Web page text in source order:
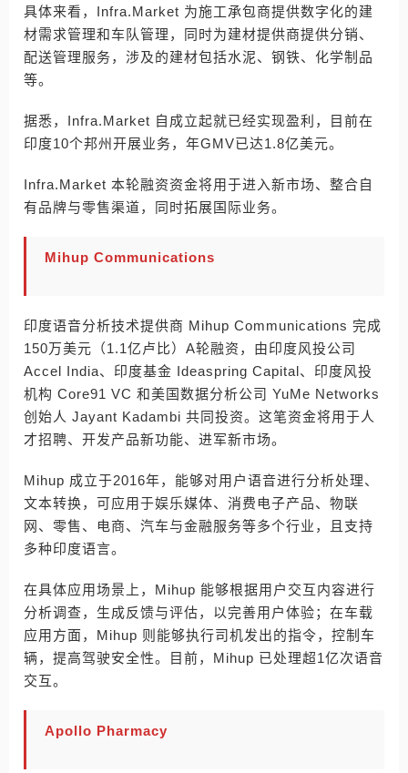
具体来看，Infra.Market 为施工承包商提供数字化的建
材需求管理和车队管理，同时为建材提供商提供分销、
配送管理服务，涉及的建材包括水泥、钢铁、化学制品
等。
据悉，Infra.Market 自成立起就已经实现盈利，目前在
印度10个邦州开展业务，年GMV已达1.8亿美元。
Infra.Market 本轮融资资金将用于进入新市场、整合自
有品牌与零售渠道，同时拓展国际业务。
Mihup Communications
印度语音分析技术提供商 Mihup Communications 完成
150万美元（1.1亿卢比）A轮融资，由印度风投公司
Accel India、印度基金 Ideaspring Capital、印度风投
机构 Core91 VC 和美国数据分析公司 YuMe Networks
创始人 Jayant Kadambi 共同投资。这笔资金将用于人
才招聘、开发产品新功能、进军新市场。
Mihup 成立于2016年，能够对用户语音进行分析处理、
文本转换，可应用于娱乐媒体、消费电子产品、物联
网、零售、电商、汽车与金融服务等多个行业，且支持
多种印度语言。
在具体应用场景上，Mihup 能够根据用户交互内容进行
分析调查，生成反馈与评估，以完善用户体验；在车载
应用方面，Mihup 则能够执行司机发出的指令，控制车
辆，提高驾驶安全性。目前，Mihup 已处理超1亿次语音
交互。
Apollo Pharmacy